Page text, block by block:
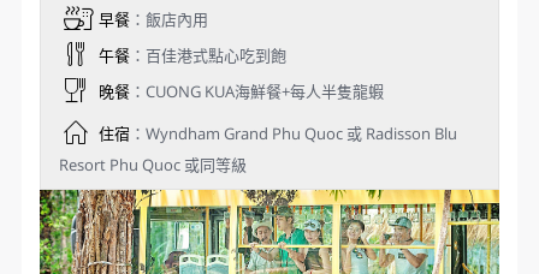
北境Safari 國際野生動物園（零
距離親親小動物體驗、馬達加斯
加環尾狐猴、近距離野生動物園
區遊園車、必看百鳥秀）→ 富國
大世界不夜城（贈送小威尼斯貢
多拉遊船）→愛情湖夢幻水舞盛
典秀